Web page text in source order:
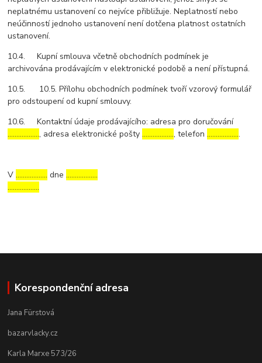
neplatnému ustanovení co nejvíce přibližuje. Neplatností nebo
neúčinností jednoho ustanovení není dotčena platnost ostatních
ustanovení.
10.4. Kupní smlouva včetně obchodních podmínek je
archivována prodávajícím v elektronické podobě a není přístupná.
10.5. 10.5. Přílohu obchodních podmínek tvoří vzorový formulář
pro odstoupení od kupní smlouvy.
10.6. Kontaktní údaje prodávajícího: adresa pro doručování
………………, adresa elektronické pošty………………, telefon……………….
V……………… dne………………
………………
Korespondenční adresa
Jana Fürstová
bazarvlacky.cz
Karla Marxe 573/26